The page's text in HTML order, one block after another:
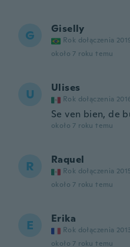
G Giselly
Rok dołączenia
około 7 roku temu
U Ulises
Rok dołączenia
Se ven bien, de
około 7 roku temu
R Raquel
Rok dołączenia
około 7 roku temu
E Erika
Rok dołączenia
około 7 roku temu